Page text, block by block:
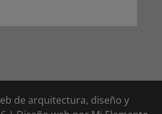
de arquitectura, diseño y